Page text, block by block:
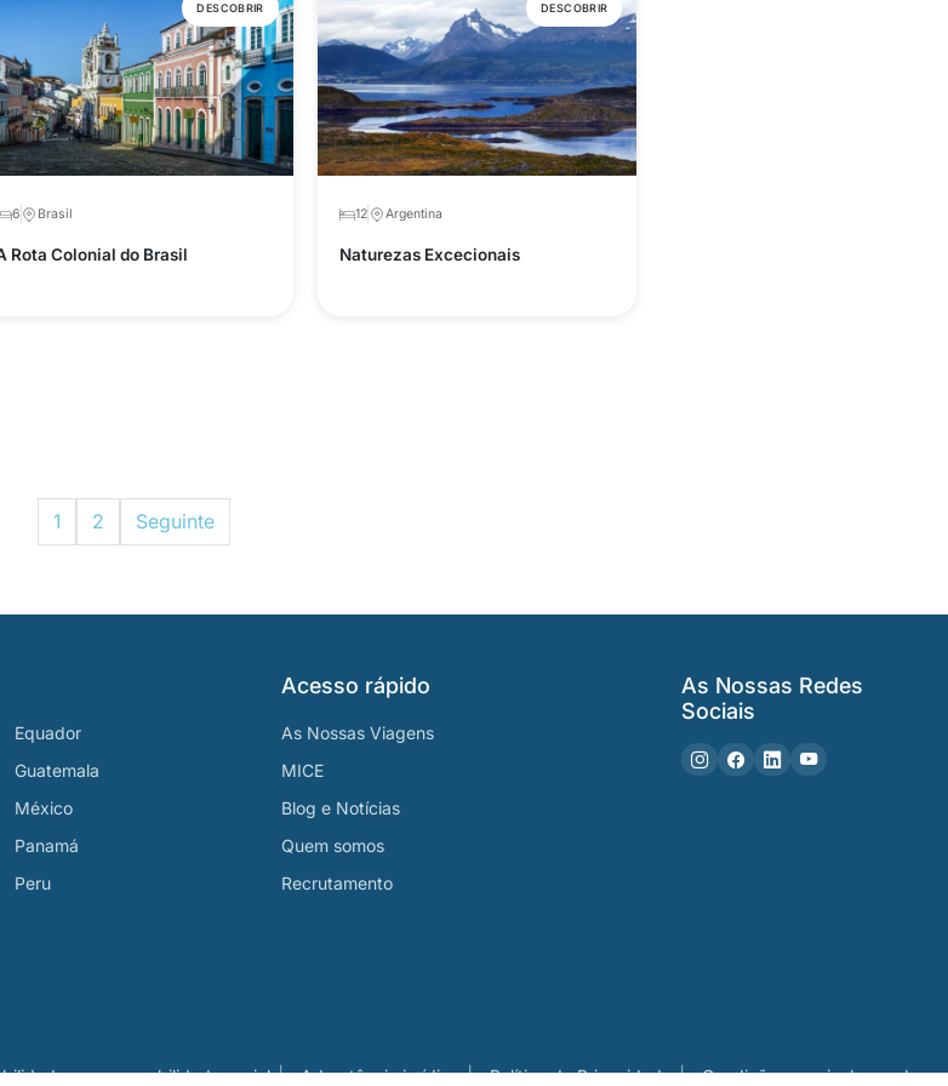
DESCOBRIR
6 Brasil
Rota Colonial do Brasil
DESCOBRIR
12 Argentina
Naturezas Excecionais
1 2 Seguinte
Equador
Guatemala
México
Panamá
Peru
Acesso rápido
As Nossas Viagens
MICE
Blog e Notícias
Quem somos
Recrutamento
As Nossas Redes
Sociais
e responsabilidade social Advertência jurídica Política de Privacidade Condições gerais de venda